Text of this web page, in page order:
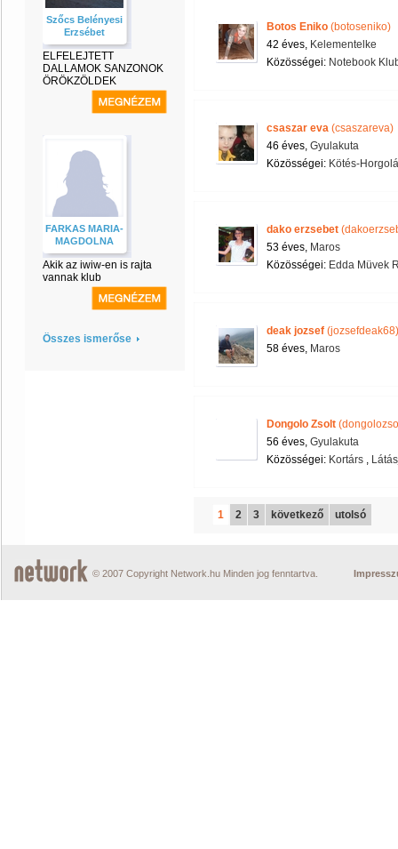
Szőcs Belényesi
Erzsébet
ELFELEJTETT
DALLAMOK SANZONOK
ÖRÖKZÖLDEK
FARKAS MARIA-
MAGDOLNA
Akik az iwiw-en is rajta
vannak klub
Összes ismerőse
Botos Eniko (botoseniko)
42 éves, Kelementelke
Közösségei: Notebook
csaszar eva (csaszareva)
46 éves, Gyulakuta
Közösségei: Kötés-
dako erzsebet
53 éves, Maros
Közösségei: Edda Müvek
deak jozsef (jozsefdeak68)
58 éves, Maros
Dongolo Zsolt
56 éves, Gyulakuta
Közösségei: Kortárs ,
1 2 3 következő utolsó
© 2007 Copyright Network.hu Minden jog fenntartva.